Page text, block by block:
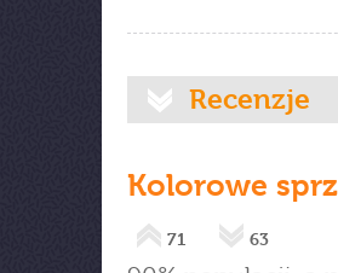
Recenzje
Kolorowe
71 63